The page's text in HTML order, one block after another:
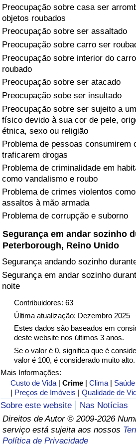
Preocupação sobre casa ser
objetos roubados
Preocupação sobre ser assaltado
Preocupação sobre carro ser
Preocupação sobre interior do
roubado
Preocupação sobre ser atacado
Preocupação sobe ser insultado
Preocupação sobre ser sujeito a
físico devido à sua cor de pele,
étnica, sexo ou religião
Problema de pessoas consumirem
traficarem drogas
Problema de criminalidade em
como vandalismo e roubo
Problema de crimes violentos como
assaltos à mão armada
Problema de corrupção e suborno
Segurança em andar sozinho
Peterborough, Reino Unido
Segurança andando sozinho
Segurança em andar sozinho
noite
Contribuidores: 63
Última atualização: Dezembro 2025
Estes dados são baseados em
deste website nos últimos 3 anos.
Se o valor é 0, significa que é
valor é 100, é considerado muito alto.
Mais Informações:
Custo de Vida |Crime |Clima | Saúde
| Preços de Imóveis |Qualidade de
Sobre este website
Nas Notícias
Direitos de Autor © 2009-2026
serviço está sujeita aos nossos
Política de Privacidade
Saúde
Indicador de Saúde (Atual)
Indicador de Saúde
Indicador de Saúde por País
Poluição
Indicador de Poluição (Atual)
Índice de poluição
Indicador de Poluição por País
Trânsito
Indicador de Trânsito
Indicador de Trânsito (Atual)
Indicador de Trânsito por País